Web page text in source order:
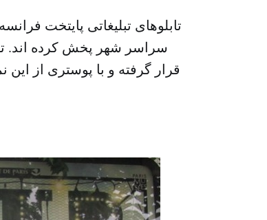
سراسر شهر پخش کرده اند.
قرار گرفته و با پوستری از این